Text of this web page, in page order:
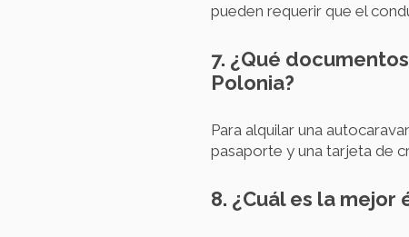
pueden requerir que el
7. ¿Qué
Polonia?
Para alquilar una
pasaporte y una tarjeta de
8. ¿Cuál es la